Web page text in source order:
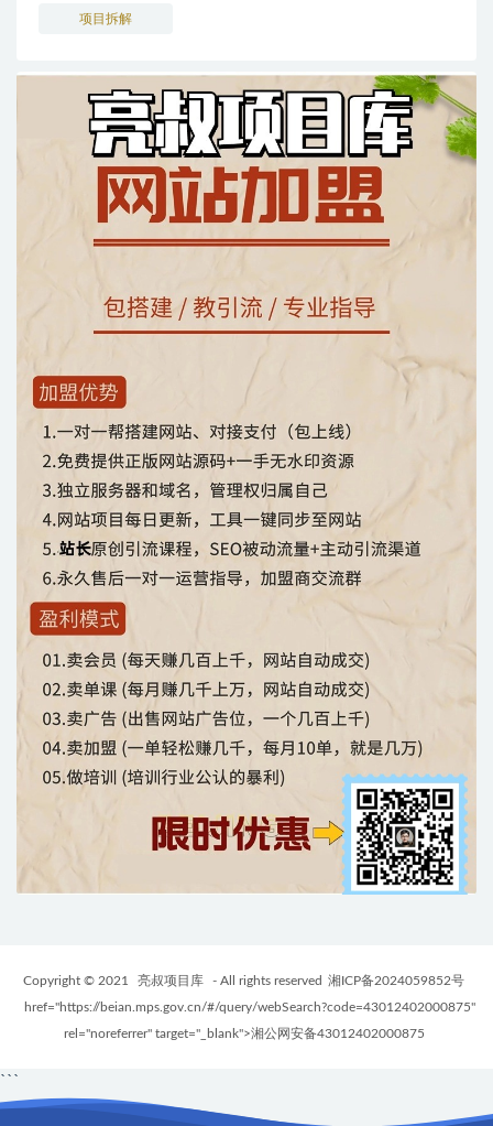
项目拆解
Copyright © 2021 亮叔项目库 - All rights reserved 湘ICP备2024059852号
href="https://beian.mps.gov.cn/#/query/webSearch?code=43012402000875"
rel="noreferrer" target="_blank">湘公网安备43012402000875
```